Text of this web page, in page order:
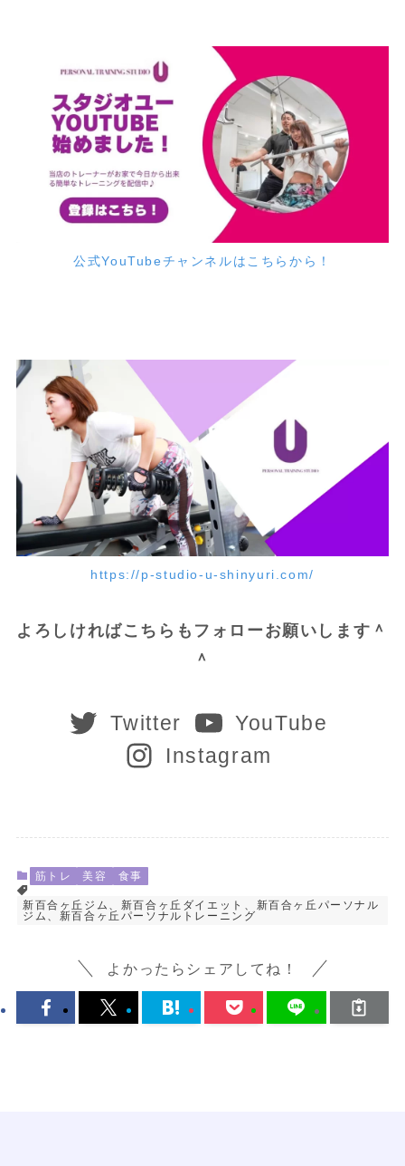
公式YouTubeチャンネルはこちらから！
https://p-studio-u-shinyuri.com/
よろしければこちらもフォローお願いします＾
＾
Twitter
YouTube
Instagram
筋トレ 美容 食事
新百合ヶ丘ジム、新百合ヶ丘ダイエット、新百合ヶ丘パーソナル
ジム、新百合ヶ丘パーソナルトレーニング
よかったらシェアしてね！